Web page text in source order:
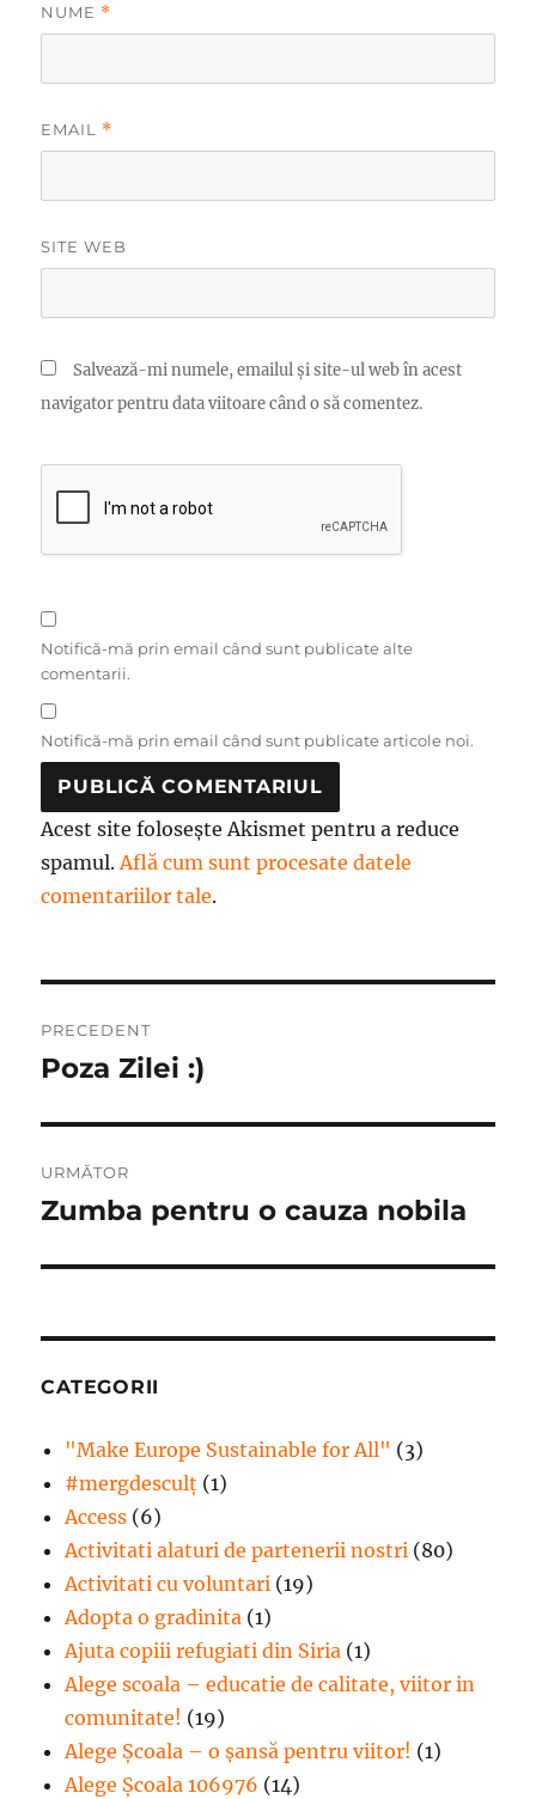
NUME *
EMAIL *
SITE WEB
Salvează-mi numele, emailul și site-ul web în acest
navigator pentru data viitoare când o să comentez.
Notifică-mă prin email când sunt publicate alte
comentarii.
Notifică-mă prin email când sunt publicate articole noi.
Acest site folosește Akismet pentru a reduce
spamul. Află cum sunt procesate datele
comentariilor tale.
în
PRECEDENT
Articolul
Poza Zilei :)
URMĂTOR
Articolul
Zumba pentru o cauza nobila
CATEGORII
"Make Europe Sustainable for All" (3)
#mergdesculţ (1)
Access (6)
Activitati alaturi de partenerii nostri (80)
Activitati cu voluntari (19)
Adopta o gradinita (1)
Ajuta copiii refugiati din Siria (1)
Alege scoala – educatie de calitate, viitor in
comunitate! (19)
Alege Şcoala – o şansă pentru viitor! (1)
Alege Școala 106976 (14)